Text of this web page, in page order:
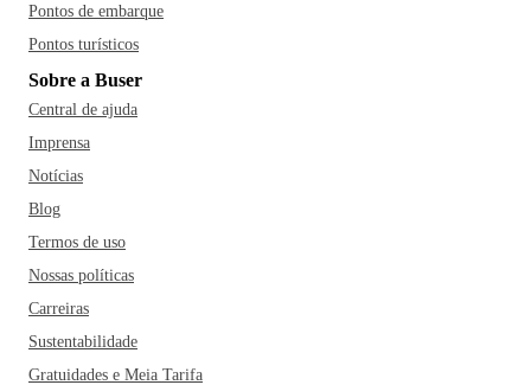
Pontos de embarque
Pontos turísticos
Sobre a Buser
Central de ajuda
Imprensa
Notícias
Blog
Termos de uso
Nossas políticas
Carreiras
Sustentabilidade
Gratuidades e Meia Tarifa